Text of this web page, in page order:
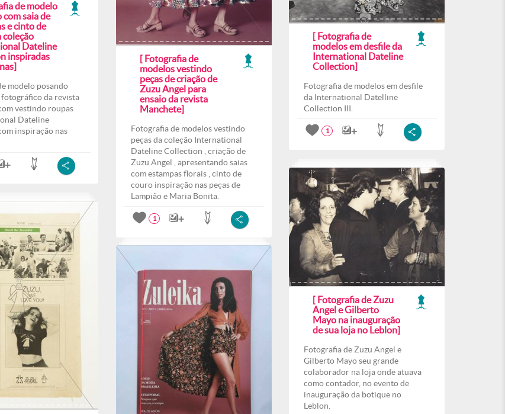
de modelo
com saia de
e cinto de
coleção
Dateline
inspiradas
modelo posando
fotográfico da revista
vestindo roupas
Dateline
inspiração nas
[ Fotografia de
modelos em desfile da
International Dateline
Collection]
Fotografia de modelos em desfile
da International Datelline
Collection III.
1
[ Fotografia de
modelos vestindo
peças de criação de
Zuzu Angel para
ensaio da revista
Manchete]
Fotografia de modelos vestindo
peças da coleção International
Dateline Collection , criação de
Zuzu Angel , apresentando saias
com estampas florais , cinto de
couro inspiração nas peças de
Lampião e Maria Bonita.
1
[ Fotografia de Zuzu
Angel e Gilberto
Mayo na inauguração
de sua loja no Leblon]
Fotografia de Zuzu Angel e
Gilberto Mayo seu grande
colaborador na loja onde atuava
como contador, no evento de
inauguração da botique no
Leblon.